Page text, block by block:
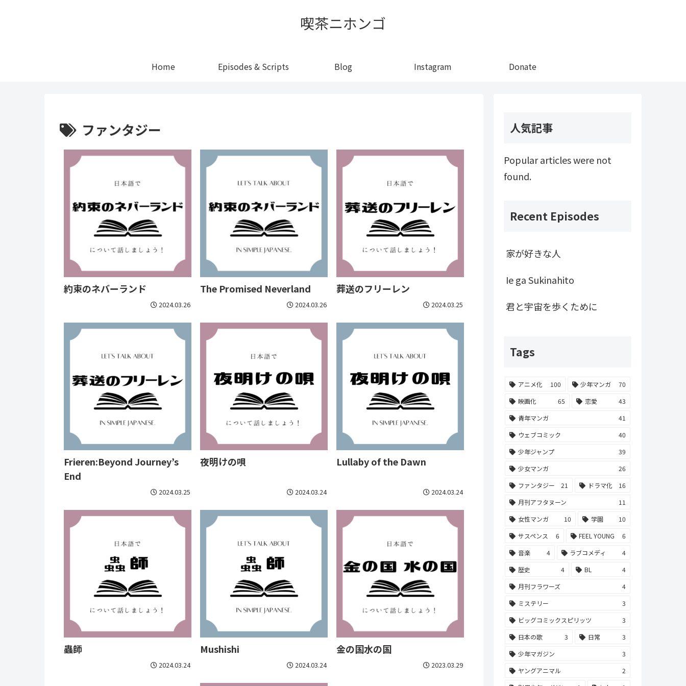
喫茶ニホンゴ
Home Episodes & Scripts Blog Instagram Donate
ファンタジー
約束のネバーランド
2024.03.26
The Promised Neverland
2024.03.26
葬送のフリーレン
2024.03.25
Frieren:Beyond Journey’s
End
2024.03.25
夜明けの唄
2024.03.24
Lullaby of the Dawn
2024.03.24
蟲師
2024.03.24
Mushishi
2024.03.24
金の国水の国
2023.03.29
人気記事
Popular articles were not
found.
Recent Episodes
家が好きな人
Ie ga Sukinahito
君と宇宙を歩くために
Tags
アニメ化 100 少年マンガ
70
映画化
65 恋愛
43
青年マンガ
41
ウェブコミック
40
少年ジャンプ
39
少女マンガ
26
ファンタジー
21 ドラマ化
16
月刊アフタヌーン
11
女性マンガ
10 学園
10
サスペンス
6 FEEL YOUNG
6
音楽
4 ラブコメディ
4
歴史
4 BL
4
月刊フラワーズ
4
ミステリー
3
ビッグコミックスピリッツ
3
日本の歌
3 日常
3
少年マガジン
3
ヤングアニマル
2